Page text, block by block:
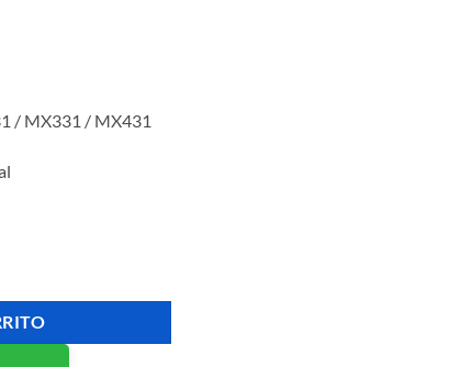
/ MX331 / MX431